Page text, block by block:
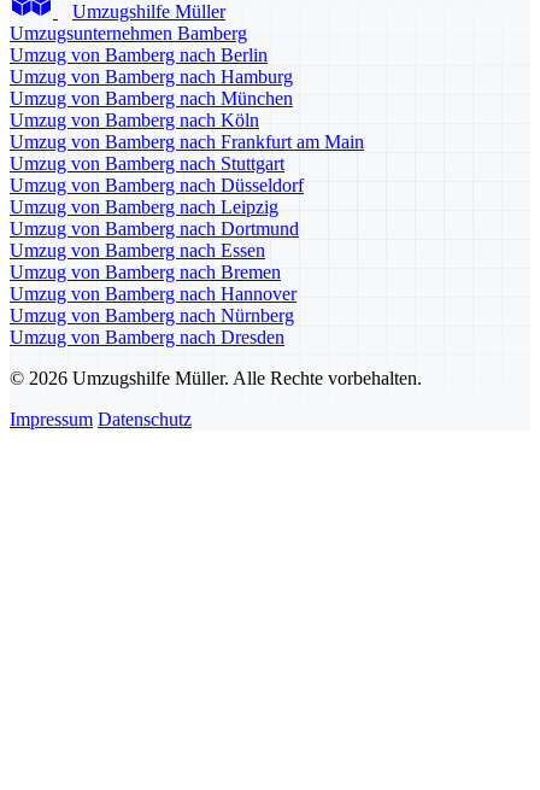
Umzugshilfe Müller
Umzugsunternehmen Bamberg
Umzug von Bamberg nach Berlin
Umzug von Bamberg nach Hamburg
Umzug von Bamberg nach München
Umzug von Bamberg nach Köln
Umzug von Bamberg nach Frankfurt am Main
Umzug von Bamberg nach Stuttgart
Umzug von Bamberg nach Düsseldorf
Umzug von Bamberg nach Leipzig
Umzug von Bamberg nach Dortmund
Umzug von Bamberg nach Essen
Umzug von Bamberg nach Bremen
Umzug von Bamberg nach Hannover
Umzug von Bamberg nach Nürnberg
Umzug von Bamberg nach Dresden
© 2026 Umzugshilfe Müller. Alle Rechte vorbehalten.
Impressum Datenschutz